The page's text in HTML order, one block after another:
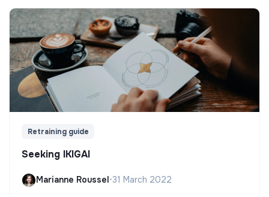
Retraining guide
Seeking IKIGAI
Marianne Roussel•31 March 2022